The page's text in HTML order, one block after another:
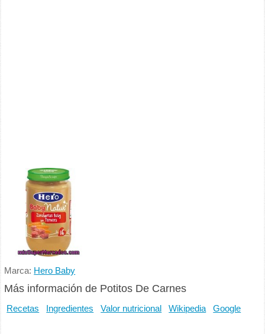
Marca: Hero Baby
Más información de Potitos De Carnes
Recetas Ingredientes Valor nutricional Wikipedia Google